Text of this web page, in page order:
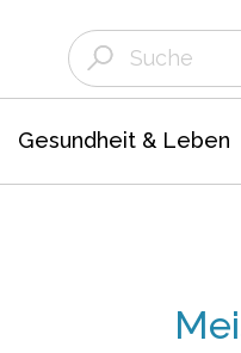
Gesundheit & Leben